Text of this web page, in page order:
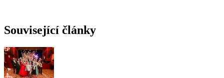
Související články